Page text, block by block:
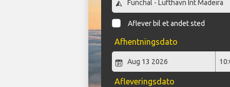
Aflever bil et andet sted
Afhentningsdato
Afleveringsdato